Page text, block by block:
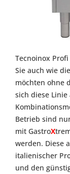
Tecnoinox
Sie auch wie
möchten ohne
sich diese Linie
Betrieb sind
mit GastroX
werden. Diese
italienischer
und den